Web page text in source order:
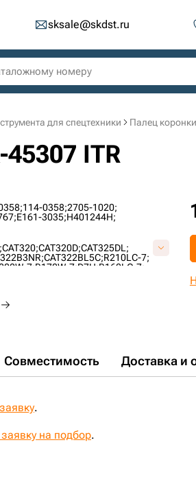
sksale@skdst.ru
для спецтехники Палец
ITR
114-0358;2705-1020;
E161-3035;H401244H;
CAT320;CAT320D;CAT325DL;
CAT322BL5C;R210LC-7;
7;R170W-7;D7H;R160LC-7;
Совместимость Доставка и
.
заявку на подбор.